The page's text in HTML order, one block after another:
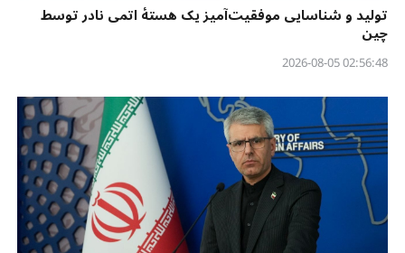
تولید و شناسایی موفقیت‌آمیز یک هستهٔ اتمی نادر توسط
چین
02:56:48 2026-08-05